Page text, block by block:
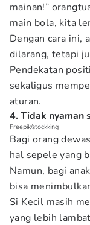
mainan!”
main bola, kita
Dengan cara ini,
dilarang, tetapi
Pendekatan
sekaligus
aturan.
4. Tidak nyaman
Freepik/stockking
Bagi orang
hal sepele yang
Namun, bagi
bisa
Si Kecil masih
yang lebih